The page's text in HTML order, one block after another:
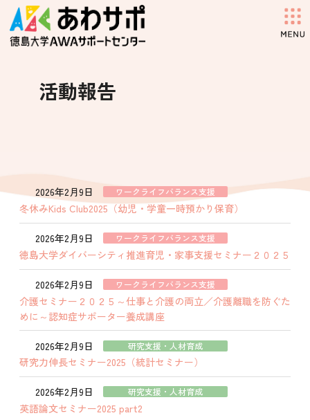
活動報告
2026年2月9日 ワークライフバランス支援
冬休みKids Club2025（幼児・学童一時預かり保育）
2026年2月9日 ワークライフバランス支援
徳島大学ダイバーシティ推進育児・家事支援セミナー２０２５
2026年2月9日 ワークライフバランス支援
介護セミナー２０２５～仕事と介護の両立／介護離職を防ぐた
めに～認知症サポーター養成講座
2026年2月9日 研究支援・人材育成
研究力伸長セミナー2025（統計セミナー）
2026年2月9日 研究支援・人材育成
英語論文セミナー2025 part2